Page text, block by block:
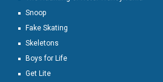
Snoop
Fake Skating
Skeletons
Boys for Life
Get Lite